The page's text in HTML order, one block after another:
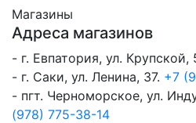
Магазины
Адреса магазинов
- г. Евпатория, ул. Крупской,
- г. Саки, ул. Ленина, 37. +7
- пгт. Черноморское, ул.
(978) 775-38-14